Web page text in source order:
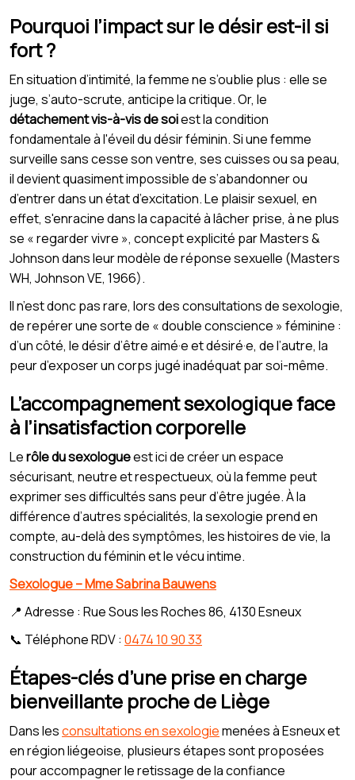
Pourquoi l’impact sur le désir est-il si
fort ?
En situation d’intimité, la femme ne s’oublie plus : elle se
juge, s’auto-scrute, anticipe la critique. Or, le
détachement vis-à-vis de soiest la condition
fondamentale à l'éveil du désir féminin. Si une femme
surveille sans cesse son ventre, ses cuisses ou sa peau,
il devient quasiment impossible de s’abandonner ou
d’entrer dans un état d’excitation. Le plaisir sexuel, en
effet, s'enracine dans la capacité à lâcher prise, à ne plus
se « regarder vivre », concept explicité par Masters &
Johnson dans leur modèle de réponse sexuelle (Masters
WH, Johnson VE, 1966).
Il n’est donc pas rare, lors des consultations de sexologie,
de repérer une sorte de « double conscience » féminine :
d’un côté, le désir d’être aimé·e et désiré·e, de l’autre, la
peur d’exposer un corps jugé inadéquat par soi-même.
L’accompagnement sexologique face
à l’insatisfaction corporelle
Lerôle du sexologueest ici de créer un espace
sécurisant, neutre et respectueux, où la femme peut
exprimer ses difficultés sans peur d’être jugée. À la
différence d’autres spécialités, la sexologie prend en
compte, au-delà des symptômes, les histoires de vie, la
construction du féminin et le vécu intime.
Sexologue – Mme Sabrina Bauwens
📍 Adresse : Rue Sous les Roches 86, 4130 Esneux
📞 Téléphone RDV : 0474 10 90 33
Étapes-clés d’une prise en charge
bienveillante proche de Liège
Dans lesconsultations en sexologiemenées à Esneux et
en région liégeoise, plusieurs étapes sont proposées
pour accompagner le retissage de la confiance